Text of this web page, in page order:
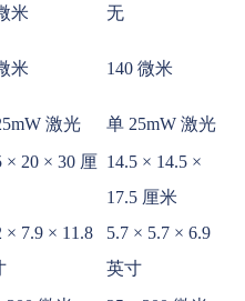
米
无
米 140 微米
激光 单 25mW 激光
× 20 × 30 厘
× 7.9 × 11.8
14.5 × 14.5 ×
17.5 厘米
5.7 × 5.7 × 6.9
英寸